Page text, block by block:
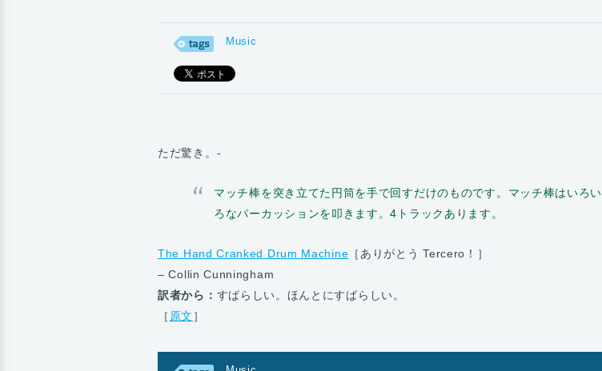
Music
ただ驚き。-
マッチ棒を突き立てた円筒を手で回すだけのものです。マッチ棒はいろい
ろなパーカッションを叩きます。4トラックあります。
The Hand Cranked Drum Machine ［ありがとう Tercero！］
– Collin Cunningham
訳者から： すばらしい。ほんとにすばらしい。
［ 原文 ］